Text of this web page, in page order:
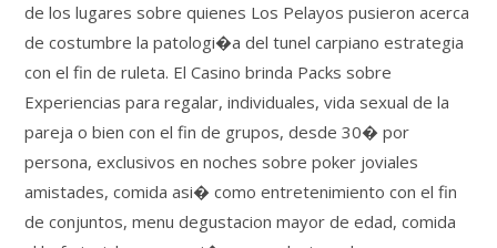
de los lugares sobre quienes Los Pelayos pusieron acerca
de costumbre la patologi�a del tunel carpiano estrategia
con el fin de ruleta. El Casino brinda Packs sobre
Experiencias para regalar, individuales, vida sexual de la
pareja o bien con el fin de grupos, desde 30� por
persona, exclusivos en noches sobre poker joviales
amistades, comida asi� como entretenimiento con el fin
de conjuntos, menu degustacion mayor de edad, comida